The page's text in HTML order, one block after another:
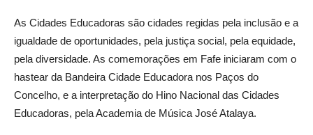
As Cidades Educadoras são cidades regidas pela inclusão e a
igualdade de oportunidades, pela justiça social, pela equidade,
pela diversidade. As comemorações em Fafe iniciaram com o
hastear da Bandeira Cidade Educadora nos Paços do
Concelho, e a interpretação do Hino Nacional das Cidades
Educadoras, pela Academia de Música José Atalaya.